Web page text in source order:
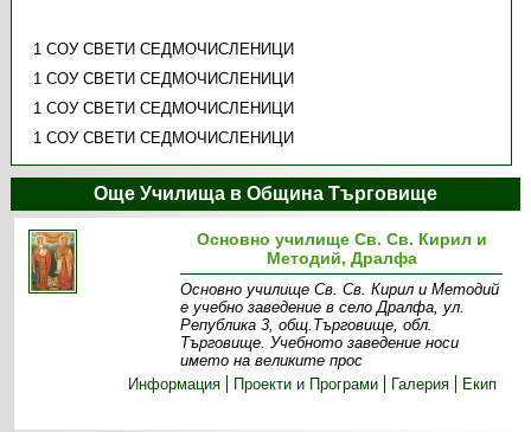
1 СОУ СВЕТИ СЕДМОЧИСЛЕНИЦИ
1 СОУ СВЕТИ СЕДМОЧИСЛЕНИЦИ
1 СОУ СВЕТИ СЕДМОЧИСЛЕНИЦИ
1 СОУ СВЕТИ СЕДМОЧИСЛЕНИЦИ
Още Училища в Община Търговище
Основно училище Св. Св. Кирил и
Методий, Дралфа
Основно училище Св. Св. Кирил и Методий
е учебно заведение в село Дралфа, ул.
Република 3, общ.Търговище, обл.
Търговище. Учебното заведение носи
името на великите прос
Информация
Проекти и Програми Галерия Екип